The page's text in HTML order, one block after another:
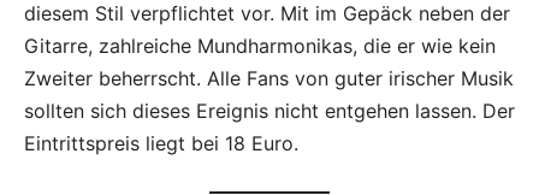
diesem Stil verpflichtet vor. Mit im Gepäck neben der
Gitarre, zahlreiche Mundharmonikas, die er wie kein
Zweiter beherrscht. Alle Fans von guter irischer Musik
sollten sich dieses Ereignis nicht entgehen lassen. Der
Eintrittspreis liegt bei 18 Euro.